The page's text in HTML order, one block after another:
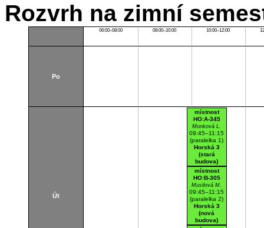
Rozvrh na zimní
06:00–08:00 08:00–10:00 10:00–12:00
Po
Út
místnost
HO:A-345
Monková L.
09:45–11:15
(paralelka 1)
Horská 3
(stará
budova)
A345
Cvičebna
místnost
HO:B-305
Musilová M.
09:45–11:15
(paralelka 2)
Horská 3
(nová
budova)